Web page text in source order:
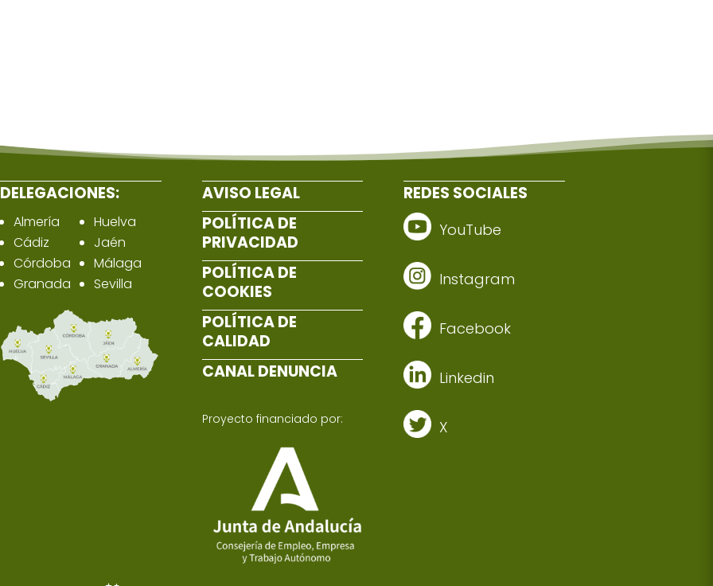
DELEGACIONES:
Almería
Cádiz
Córdoba
Granada
Huelva
Jaén
Málaga
Sevilla
AVISO LEGAL
POLÍTICA DE
PRIVACIDAD
POLÍTICA DE
COOKIES
POLÍTICA DE
CALIDAD
CANAL DENUNCIA
Proyecto financiado por:
REDES SOCIALES
YouTube
Instagram
Facebook
Linkedin
X